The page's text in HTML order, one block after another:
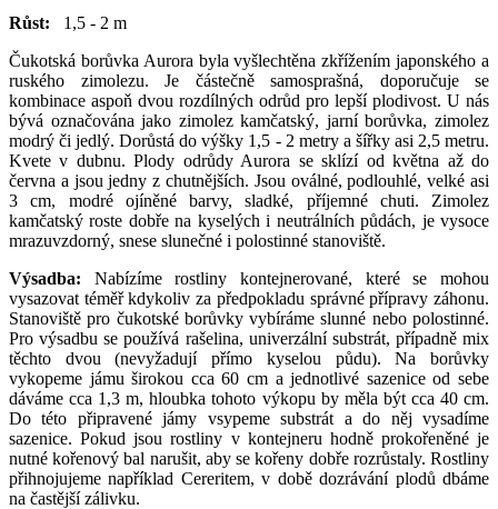
Růst:
1,5 - 2 m
Čukotská borůvka Aurora byla vyšlechtěna zkřížením japonského a
ruského zimolezu. Je částečně samosprašná, doporučuje se
kombinace aspoň dvou rozdílných odrůd pro lepší plodivost. U nás
bývá označována jako zimolez kamčatský, jarní borůvka, zimolez
modrý či jedlý. Dorůstá do výšky 1,5 - 2 metry a šířky asi 2,5 metru.
Kvete v dubnu. Plody odrůdy Aurora se sklízí od května až do
června a jsou jedny z chutnějších. Jsou oválné, podlouhlé, velké asi
3 cm, modré ojíněné barvy, sladké, příjemné chuti. Zimolez
kamčatský roste dobře na kyselých i neutrálních půdách, je vysoce
mrazuvzdorný, snese slunečné i polostinné stanoviště.
Výsadba: Nabízíme rostliny kontejnerované, které se mohou
vysazovat téměř kdykoliv za předpokladu správné přípravy záhonu.
Stanoviště pro čukotské borůvky vybíráme slunné nebo polostinné.
Pro výsadbu se používá rašelina, univerzální substrát, případně mix
těchto dvou (nevyžadují přímo kyselou půdu). Na borůvky
vykopeme jámu širokou cca 60 cm a jednotlivé sazenice od sebe
dáváme cca 1,3 m, hloubka tohoto výkopu by měla být cca 40 cm.
Do této připravené jámy vsypeme substrát a do něj vysadíme
sazenice. Pokud jsou rostliny v kontejneru hodně prokořeněné je
nutné kořenový bal narušit, aby se kořeny dobře rozrůstaly. Rostliny
přihnojujeme například Cereritem, v době dozrávání plodů dbáme
na častější zálivku.